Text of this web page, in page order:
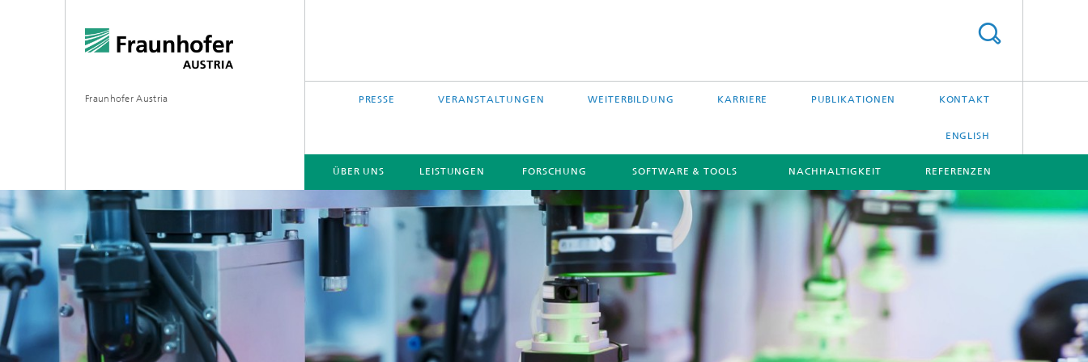
Fraunhofer Austria PRESSE VERANSTALTUNGEN WEITERBILDUNG KARRIERE PUBLIKATIONEN KONTAKT
ENGLISH
ÜBER UNS LEISTUNGEN FORSCHUNG SOFTWARE & TOOLS NACHHALTIGKEIT REFERENZEN